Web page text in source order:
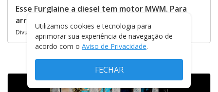
Esse Furglaine a diesel tem motor MWM. Para
arrematar, só pagar ao menos R$ 28 mil. Caro?
Divulgação/Picelli Leilões
Utilizamos cookies e tecnologia para
aprimorar sua experiência de navegação de
acordo com o Aviso de Privacidade.
FECHAR